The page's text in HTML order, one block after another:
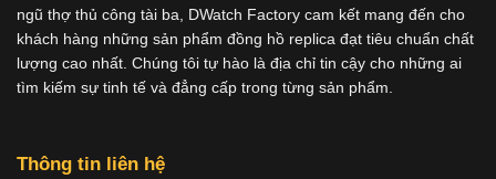
ngũ thợ thủ công tài ba, DWatch Factory cam kết mang đến cho
khách hàng những sản phẩm đồng hồ replica đạt tiêu chuẩn chất
lượng cao nhất. Chúng tôi tự hào là địa chỉ tin cậy cho những ai
tìm kiếm sự tinh tế và đẳng cấp trong từng sản phẩm.
Thông tin liên hệ